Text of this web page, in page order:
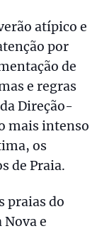
atípico e
por
de
e regras
Direção-
mais intenso
os
de Praia.
praias do
e